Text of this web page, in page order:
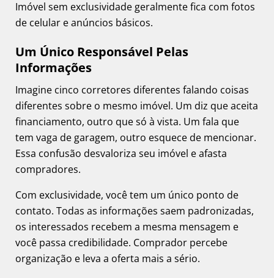
Imóvel sem exclusividade geralmente fica com fotos
de celular e anúncios básicos.
Um Único Responsável Pelas
Informações
Imagine cinco corretores diferentes falando coisas
diferentes sobre o mesmo imóvel. Um diz que aceita
financiamento, outro que só à vista. Um fala que
tem vaga de garagem, outro esquece de mencionar.
Essa confusão desvaloriza seu imóvel e afasta
compradores.
Com exclusividade, você tem um único ponto de
contato. Todas as informações saem padronizadas,
os interessados recebem a mesma mensagem e
você passa credibilidade. Comprador percebe
organização e leva a oferta mais a sério.